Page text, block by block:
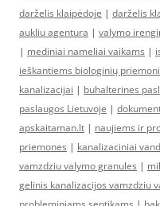
darželis klaipėdoje | darželis
aukliu agentura | valymo
| mediniai nameliai vaikams |
ieškantiems biologinių
kanalizacijai | buhalterines
paslaugos Lietuvoje |
apskaitaman.lt | naujiems ir
priemones | kanalizaciniai
vamzdziu valymo granules |
gelinis kanalizacijos vamzdziu